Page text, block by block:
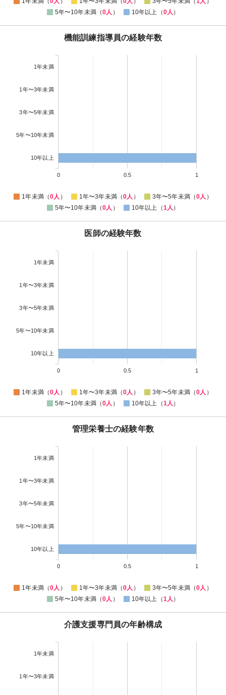
5年〜10年未満（0人 ） 10年以上（0人 ）
機能訓練指導員の経験年数
1年未満
1年〜3年未満
3年〜5年未満
5年〜10年未満
10年以上
0 0.5 1
1年未満（0人 ） 1年〜3年未満（0人 ） 3年〜5年未満（0人 ）
5年〜10年未満（0人 ） 10年以上（1人 ）
医師の経験年数
1年未満
1年〜3年未満
3年〜5年未満
5年〜10年未満
10年以上
0 0.5 1
1年未満（0人 ） 1年〜3年未満（0人 ） 3年〜5年未満（0人 ）
5年〜10年未満（0人 ） 10年以上（1人 ）
管理栄養士の経験年数
1年未満
1年〜3年未満
3年〜5年未満
5年〜10年未満
10年以上
0 0.5 1
1年未満（0人 ） 1年〜3年未満（0人 ） 3年〜5年未満（0人 ）
5年〜10年未満（0人 ） 10年以上（1人 ）
介護支援専門員の年齢構成
1年未満
1年〜3年未満